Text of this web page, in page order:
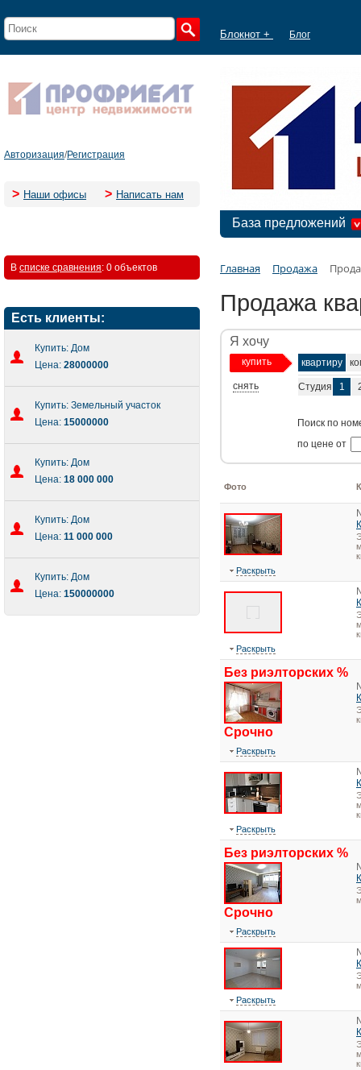
Блокнот + Блог
Авторизация/Регистрация
> Наши офисы > Написать нам
База предложений
В списке сравнения: 0 объектов
Есть клиенты:
Купить: Дом
Цена: 28000000
Купить: Земельный участок
Цена: 15000000
Купить: Дом
Цена: 18 000 000
Купить: Дом
Цена: 11 000 000
Купить: Дом
Цена: 150000000
Главная Продажа
Продажа
Я хочу
купить
снять
квартиру
Студия 1
Поиск по
по цене от
Фото
Раскрыть
Раскрыть
Без риэлторских %
Срочно
Раскрыть
Раскрыть
Без риэлторских %
Срочно
Раскрыть
Раскрыть